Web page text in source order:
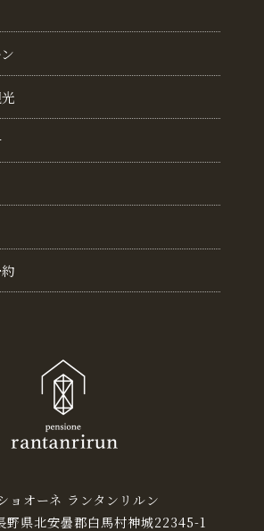
ョオーネ ランタンリルン
野県北安曇郡白馬村神城22345-1